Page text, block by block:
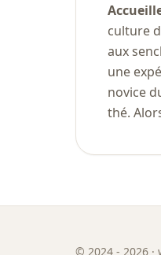
culture
aux
une
novice
thé.
© 2024 - 2026